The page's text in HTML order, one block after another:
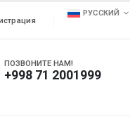
РУССКИЙ
ПОЗВОНИТЕ НАМ!
+998 71 2001999